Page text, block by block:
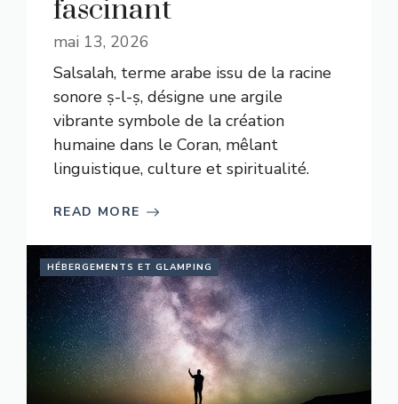
fascinant
mai 13, 2026
Salsalah, terme arabe issu de la racine
sonore ṣ-l-ṣ, désigne une argile
vibrante symbole de la création
humaine dans le Coran, mêlant
linguistique, culture et spiritualité.
READ MORE
HÉBERGEMENTS ET GLAMPING